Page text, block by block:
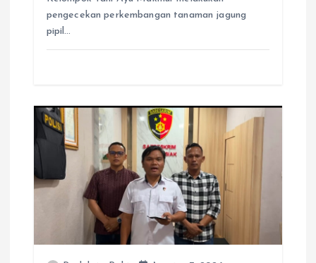
pengecekan perkembangan tanaman jagung
pipil…